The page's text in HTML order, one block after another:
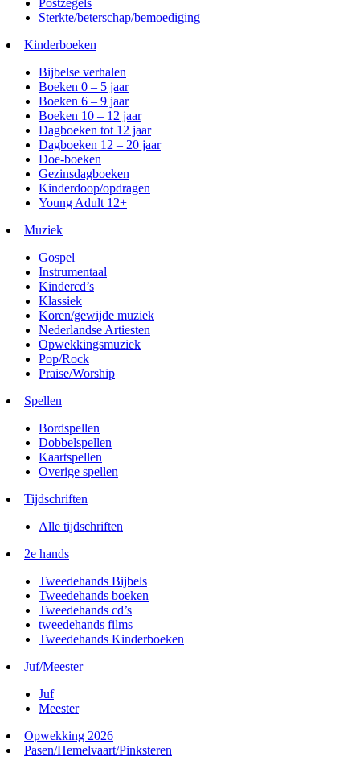
Postzegels
Sterkte/beterschap/bemoediging
Kinderboeken
Bijbelse verhalen
Boeken 0 – 5 jaar
Boeken 6 – 9 jaar
Boeken 10 – 12 jaar
Dagboeken tot 12 jaar
Dagboeken 12 – 20 jaar
Doe-boeken
Gezinsdagboeken
Kinderdoop/opdragen
Young Adult 12+
Muziek
Gospel
Instrumentaal
Kindercd’s
Klassiek
Koren/gewijde muziek
Nederlandse Artiesten
Opwekkingsmuziek
Pop/Rock
Praise/Worship
Spellen
Bordspellen
Dobbelspellen
Kaartspellen
Overige spellen
Tijdschriften
Alle tijdschriften
2e hands
Tweedehands Bijbels
Tweedehands boeken
Tweedehands cd’s
tweedehands films
Tweedehands Kinderboeken
Juf/Meester
Juf
Meester
Opwekking 2026
Pasen/Hemelvaart/Pinksteren